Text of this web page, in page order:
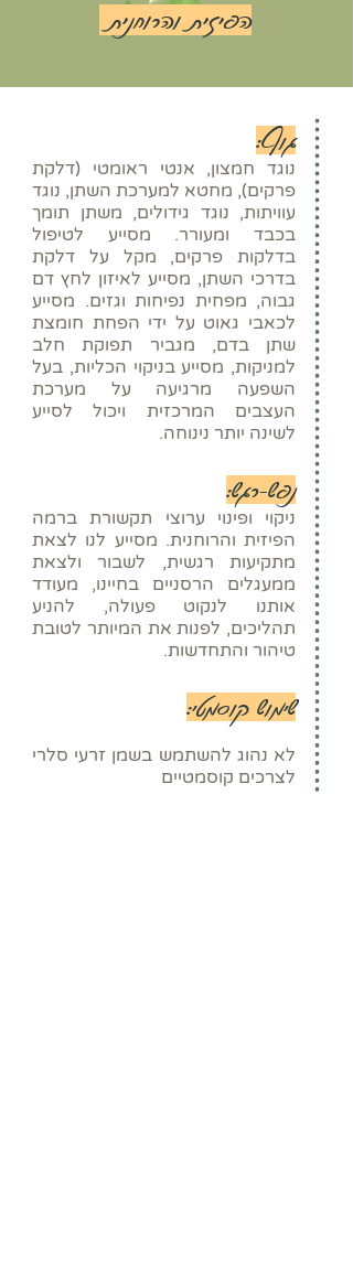
הפיזית והרוחנית
גוף:
נוגד חמצון, אנטי ראומטי (דלקת
פרקים), מחטא למערכת השתן, נוגד
עוויתות, נוגד גידולים, משתן תומך
בכבד ומעורר. מסייע לטיפול
בדלקות פרקים, מקל על דלקת
בדרכי השתן, מסייע לאיזון לחץ דם
גבוה, מפחית נפיחות וגזים. מסייע
לכאבי גאוט על ידי הפחת חומצת
שתן בדם, מגביר תפוקת חלב
למניקות, מסייע בניקוי הכליות, בעל
השפעה מרגיעה על מערכת
העצבים המרכזית ויכול לסייע
לשינה יותר נינוחה.
נפש-רגש:
ניקוי ופינוי ערוצי תקשורת ברמה
הפיזית והרוחנית. מסייע לנו לצאת
מתקיעות רגשית, לשבור ולצאת
ממעגלים הרסניים בחיינו, מעודד
אותנו לנקוט פעולה, להניע
תהליכים, לפנות את המיותר לטובת
טיהור והתחדשות.
שימוש קוסמטי:
לא נהוג להשתמש בשמן זרעי סלרי
לצרכים קוסמטיים